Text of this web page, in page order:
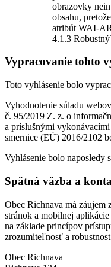
obrazovky
obsahu,
atribút WAI-
4.1.3
Vypracovanie tohto
Toto vyhlásenie bolo
Vyhodnotenie súladu
č. 95/2019 Z. z. o
a príslušnými
smernice (EÚ) 2016/2102
Vyhlásenie bolo naposledy
Spätná väzba a
Obec Richnava má
stránok a mobilnej
na základe princípov
zrozumiteľnosť a
Obec Richnava